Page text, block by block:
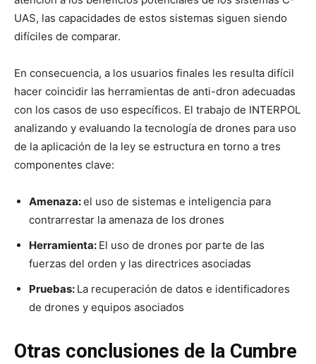
UAS, las capacidades de estos sistemas siguen siendo
difíciles de comparar.
En consecuencia, a los usuarios finales les resulta difícil
hacer coincidir las herramientas de anti-dron adecuadas
con los casos de uso específicos. El trabajo de INTERPOL
analizando y evaluando la tecnología de drones para uso
de la aplicación de la ley se estructura en torno a tres
componentes clave:
Amenaza:el uso de sistemas e inteligencia para
contrarrestar la amenaza de los drones
Herramienta: El uso de drones por parte de las
fuerzas del orden y las directrices asociadas
Pruebas: La recuperación de datos e identificadores
de drones y equipos asociados
Otras conclusiones de la Cumbre